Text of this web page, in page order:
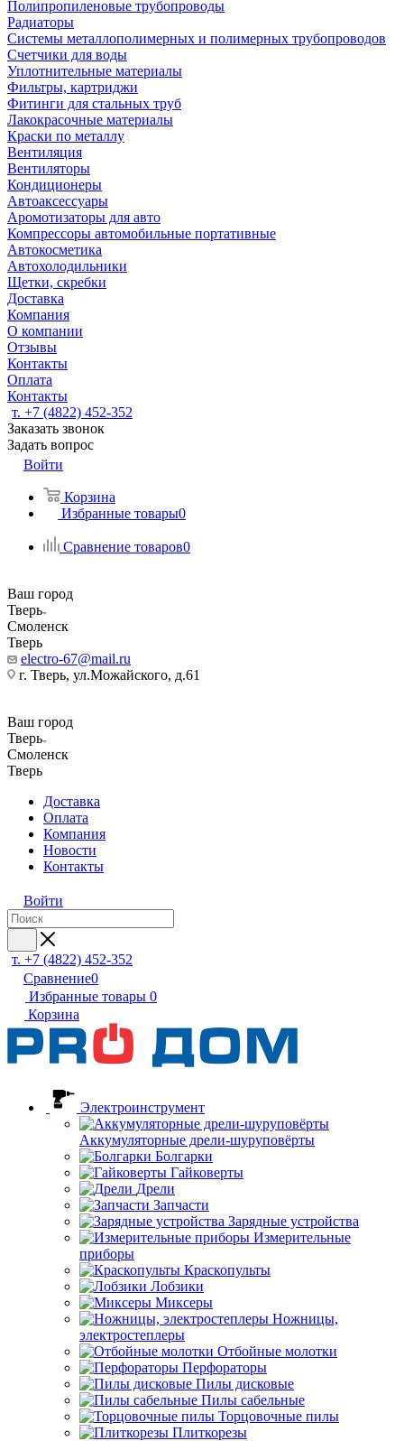
Полипропиленовые трубопроводы
Радиаторы
Системы металлополимерных и полимерных трубопроводов
Счетчики для воды
Уплотнительные материалы
Фильтры, картриджи
Фитинги для стальных труб
Лакокрасочные материалы
Краски по металлу
Вентиляция
Вентиляторы
Кондиционеры
Автоаксессуары
Аромотизаторы для авто
Компрессоры автомобильные портативные
Автокосметика
Автохолодильники
Щетки, скребки
Доставка
Компания
О компании
Отзывы
Контакты
Оплата
Контакты
т. +7 (4822) 452-352
Заказать звонок
Задать вопрос
Войти
Корзина
Избранные товары0
Сравнение товаров0
Ваш город
Тверь
Смоленск
Тверь
electro-67@mail.ru
г. Тверь, ул.Можайского, д.61
Ваш город
Тверь
Смоленск
Тверь
Доставка
Оплата
Компания
Новости
Контакты
Войти
т. +7 (4822) 452-352
Сравнение0
Избранные товары 0
Корзина
Электроинструмент
Аккумуляторные дрели-шуруповёрты
Болгарки
Гайковерты
Дрели
Запчасти
Зарядные устройства
Измерительные
приборы
Краскопульты
Лобзики
Миксеры
Ножницы,
электростеплеры
Отбойные молотки
Перфораторы
Пилы дисковые
Пилы сабельные
Торцовочные пилы
Плиткорезы